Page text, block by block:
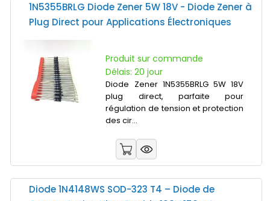
1N5355BRLG Diode Zener 5W 18V - Diode Zener à
Plug Direct pour Applications Électroniques
Produit sur commande
Délais: 20 jour
Diode Zener 1N5355BRLG 5W 18V
plug direct, parfaite pour
régulation de tension et protection
des cir...
Diode 1N4148WS SOD-323 T4 – Diode de